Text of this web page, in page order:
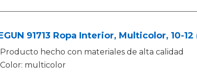
91713 Ropa Interior, Multicolor, 10-
Producto hecho con materiales de alta calidad
Color: multicolor